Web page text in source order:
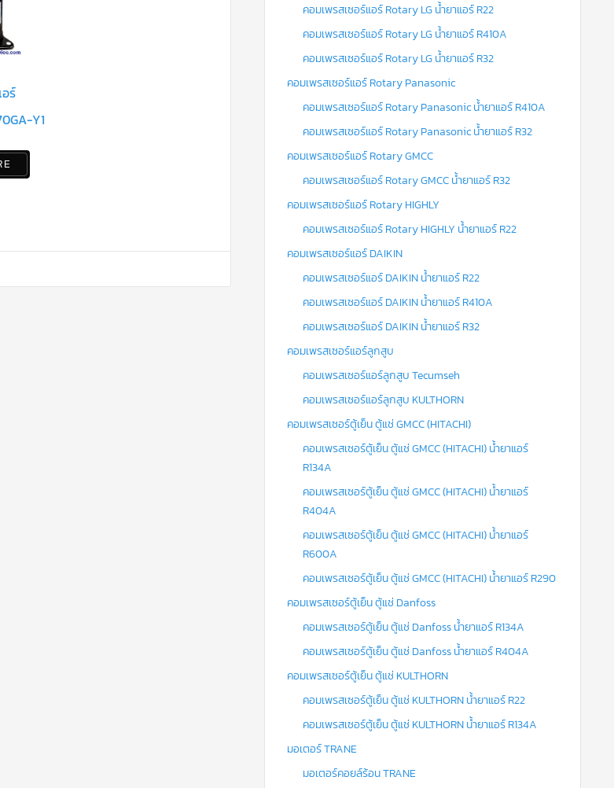
ร์
Y1
คอมเพรสเซอร์แอร์ Rotary LG น้ำยาแอร์ R22
คอมเพรสเซอร์แอร์ Rotary LG น้ำยาแอร์ R410A
คอมเพรสเซอร์แอร์ Rotary LG น้ำยาแอร์ R32
คอมเพรสเซอร์แอร์ Rotary Panasonic
คอมเพรสเซอร์แอร์ Rotary Panasonic น้ำยาแอร์ R410A
คอมเพรสเซอร์แอร์ Rotary Panasonic น้ำยาแอร์ R32
คอมเพรสเซอร์แอร์ Rotary GMCC
คอมเพรสเซอร์แอร์ Rotary GMCC น้ำยาแอร์ R32
คอมเพรสเซอร์แอร์ Rotary HIGHLY
คอมเพรสเซอร์แอร์ Rotary HIGHLY น้ำยาแอร์ R22
คอมเพรสเซอร์แอร์ DAIKIN
คอมเพรสเซอร์แอร์ DAIKIN น้ำยาแอร์ R22
คอมเพรสเซอร์แอร์ DAIKIN น้ำยาแอร์ R410A
คอมเพรสเซอร์แอร์ DAIKIN น้ำยาแอร์ R32
คอมเพรสเซอร์แอร์ลูกสูบ
คอมเพรสเซอร์แอร์ลูกสูบ Tecumseh
คอมเพรสเซอร์แอร์ลูกสูบ KULTHORN
คอมเพรสเซอร์ตู้เย็น ตู้แช่ GMCC (HITACHI)
คอมเพรสเซอร์ตู้เย็น ตู้แช่ GMCC (HITACHI) น้ำยาแอร์
R134A
คอมเพรสเซอร์ตู้เย็น ตู้แช่ GMCC (HITACHI) น้ำยาแอร์
R404A
คอมเพรสเซอร์ตู้เย็น ตู้แช่ GMCC (HITACHI) น้ำยาแอร์
R600A
คอมเพรสเซอร์ตู้เย็น ตู้แช่ GMCC (HITACHI) น้ำยาแอร์ R290
คอมเพรสเซอร์ตู้เย็น ตู้แช่ Danfoss
คอมเพรสเซอร์ตู้เย็น ตู้แช่ Danfoss น้ำยาแอร์ R134A
คอมเพรสเซอร์ตู้เย็น ตู้แช่ Danfoss น้ำยาแอร์ R404A
คอมเพรสเซอร์ตู้เย็น ตู้แช่ KULTHORN
คอมเพรสเซอร์ตู้เย็น ตู้แช่ KULTHORN น้ำยาแอร์ R22
คอมเพรสเซอร์ตู้เย็น ตู้แช่ KULTHORN น้ำยาแอร์ R134A
มอเตอร์ TRANE
มอเตอร์คอยล์ร้อน TRANE